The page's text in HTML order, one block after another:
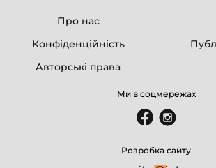
Про нас
Конфіденційність
Авторські права
Ми в соцмережах
Розробка сайту